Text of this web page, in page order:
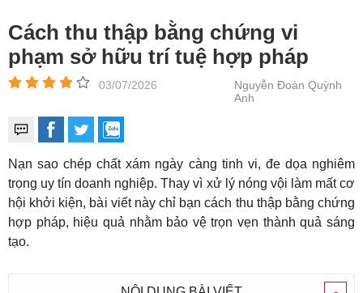
Cách thu thập bằng chứng vi
phạm sở hữu trí tuệ hợp pháp
03/07/2026
Nguyễn Đoàn Quỳnh
Anh
Nạn sao chép chất xám ngày càng tinh vi, đe dọa nghiêm
trọng uy tín doanh nghiệp. Thay vì xử lý nóng vội làm mất cơ
hội khởi kiện, bài viết này chỉ bạn cách thu thập bằng chứng
hợp pháp, hiệu quả nhằm bảo vệ trọn vẹn thành quả sáng
tạo.